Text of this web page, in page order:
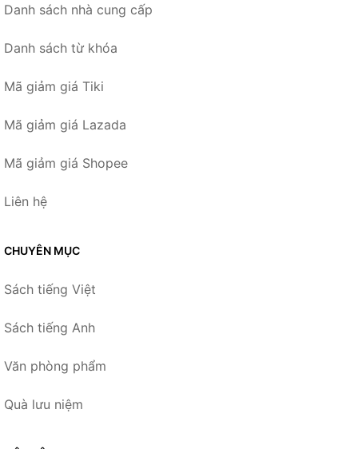
Danh sách nhà cung cấp
Danh sách từ khóa
Mã giảm giá Tiki
Mã giảm giá Lazada
Mã giảm giá Shopee
Liên hệ
CHUYÊN MỤC
Sách tiếng Việt
Sách tiếng Anh
Văn phòng phẩm
Quà lưu niệm